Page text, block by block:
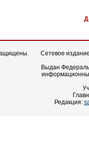
Сетевое
Выдан
Редакция: